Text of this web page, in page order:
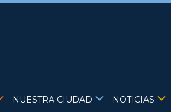
NUESTRA CIUDAD NOTICIAS